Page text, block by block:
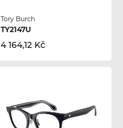
Tory Burch
TY2147U
4 164,12 Kč